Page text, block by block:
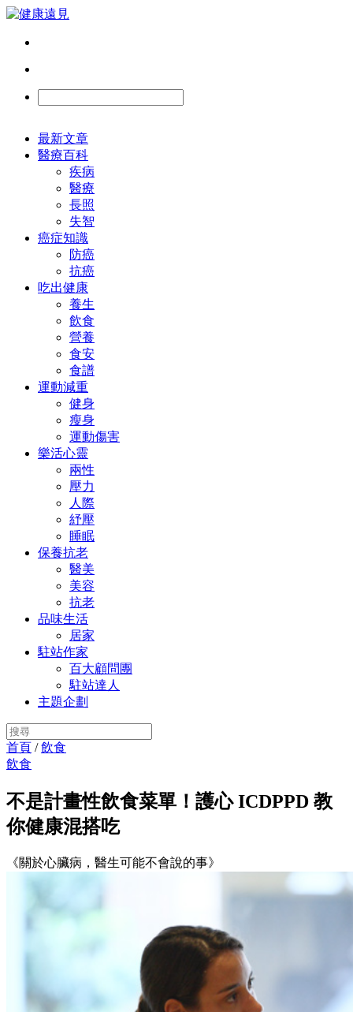
最新文章
醫療百科
疾病
醫療
長照
失智
癌症知識
防癌
抗癌
吃出健康
養生
飲食
營養
食安
食譜
運動減重
健身
瘦身
運動傷害
樂活心靈
兩性
壓力
人際
紓壓
睡眠
保養抗老
醫美
美容
抗老
品味生活
居家
駐站作家
百大顧問團
駐站達人
主題企劃
首頁 /飲食
飲食
不是計畫性飲食菜單！護心 ICDPPD 教
你健康混搭吃
《關於心臟病，醫生可能不會說的事》